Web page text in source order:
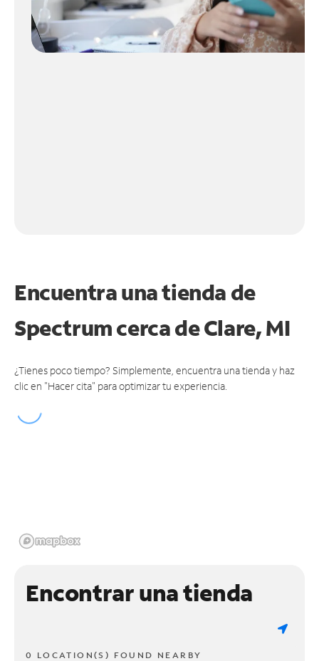
Encuentra una tienda de
Spectrumcerca de Clare, MI
¿Tienes poco tiempo? Simplemente, encuentra una tienda y haz
clic en "Hacer cita" para optimizar tu experiencia.
Encontrar una tienda
0 LOCATION(S) FOUND NEARBY